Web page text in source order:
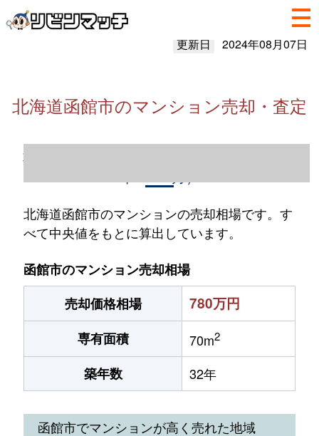
更新日 2024年08月07日
北海道函館市のマンション売却・査定
北海道函館市のマンション売却情報（2023
北海道函館市のマンションの売却相場です。す
べて中央値をもとに算出しています。
函館市のマンション売却相場
売却価格相場
780万円
専有面積 70m2
築年数 32年
函館市でマンションが高く売れた地域